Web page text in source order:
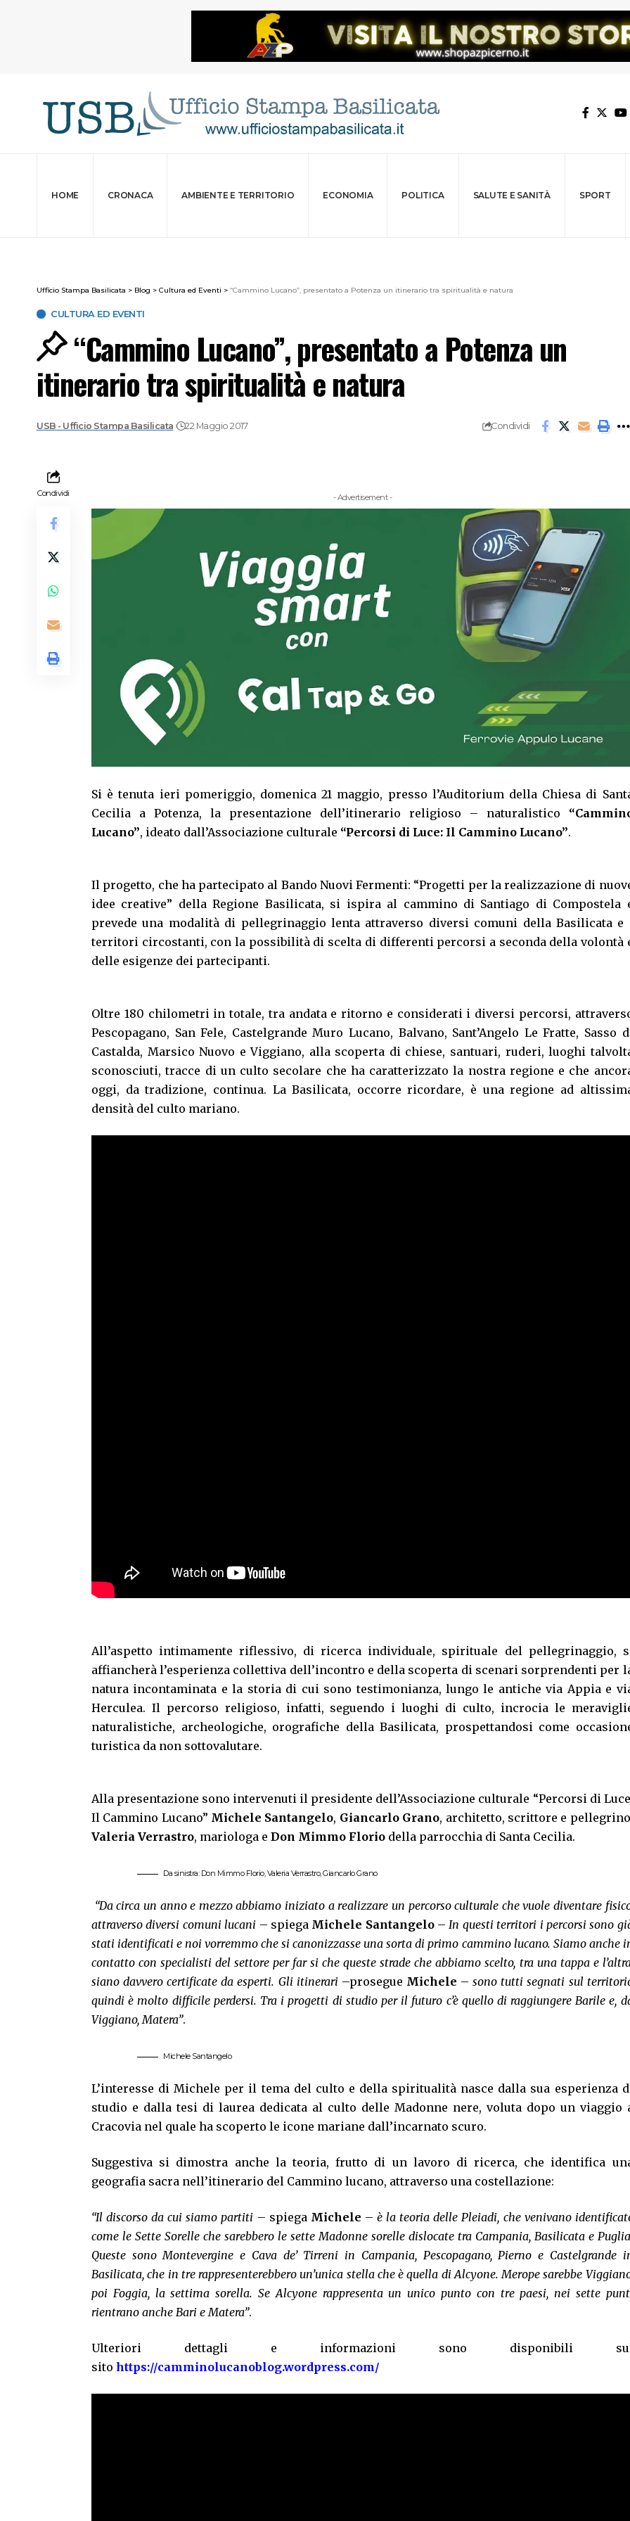
HOME CRONACA AMBIENTE E TERRITORIO ECONOMIA POLITICA SALUTE E SANITÀ SPORT
Ufficio Stampa Basilicata > Blog > Cultura ed Eventi > “Cammino Lucano”, presentato a Potenza un itinerario tra spiritualità e natura
CULTURA ED EVENTI
“Cammino Lucano”, presentato a Potenza un
itinerario tra spiritualità e natura
USB - Ufficio Stampa Basilicata 22 Maggio 2017 Condividi
Condividi - Advertisement -
Si è tenuta ieri pomeriggio, domenica 21 maggio, presso l’Auditorium della Chiesa di
Cecilia a Potenza, la presentazione dell’itinerario religioso – naturalistico
Lucano”, ideato dall’Associazione culturale “Percorsi di Luce: Il Cammino Lucano”.
Il progetto, che ha partecipato al Bando Nuovi Fermenti: “Progetti per la realizzazione di
idee creative” della Regione Basilicata, si ispira al cammino di Santiago di Compostela
prevede una modalità di pellegrinaggio lenta attraverso diversi comuni della Basilicata e
territori circostanti, con la possibilità di scelta di differenti percorsi a seconda della volontà
delle esigenze dei partecipanti.
Oltre 180 chilometri in totale, tra andata e ritorno e considerati i diversi percorsi,
Pescopagano, San Fele, Castelgrande Muro Lucano, Balvano, Sant’Angelo Le Fratte, Sasso
Castalda, Marsico Nuovo e Viggiano, alla scoperta di chiese, santuari, ruderi, luoghi
sconosciuti, tracce di un culto secolare che ha caratterizzato la nostra regione e che
oggi, da tradizione, continua. La Basilicata, occorre ricordare, è una regione ad
densità del culto mariano.
All’aspetto intimamente riflessivo, di ricerca individuale, spirituale del pellegrinaggio,
affiancherà l’esperienza collettiva dell’incontro e della scoperta di scenari sorprendenti per
natura incontaminata e la storia di cui sono testimonianza, lungo le antiche via Appia e
Herculea. Il percorso religioso, infatti, seguendo i luoghi di culto, incrocia le
naturalistiche, archeologiche, orografiche della Basilicata, prospettandosi come
turistica da non sottovalutare.
Alla presentazione sono intervenuti il presidente dell’Associazione culturale “Percorsi di
Il Cammino Lucano” Michele Santangelo, Giancarlo Grano, architetto, scrittore e
Valeria Verrastro, mariologa e Don Mimmo Florio della parrocchia di Santa Cecilia.
Da sinistra: Don Mimmo Florio, Valeria Verrastro, Giancarlo Grano
“Da circa un anno e mezzo abbiamo iniziato a realizzare un percorso culturale che vuole diventare
attraverso diversi comuni lucani – spiega Michele Santangelo–In questi territori i percorsi sono
stati identificati e noi vorremmo che si canonizzasse una sorta di primo cammino lucano. Siamo anche
contatto con specialisti del settore per far si che queste strade che abbiamo scelto, tra una tappa e
siano davvero certificate da esperti. Gli itinerari –prosegue Michele –sono tutti segnati sul
quindi è molto difficile perdersi. Tra i progetti di studio per il futuro c’è quello di raggiungere Barile e,
Viggiano, Matera”.
Michele Santangelo
L’interesse di Michele per il tema del culto e della spiritualità nasce dalla sua esperienza
studio e dalla tesi di laurea dedicata al culto delle Madonne nere, voluta dopo un viaggio
Cracovia nel quale ha scoperto le icone mariane dall’incarnato scuro.
Suggestiva si dimostra anche la teoria, frutto di un lavoro di ricerca, che identifica
geografia sacra nell’itinerario del Cammino lucano, attraverso una costellazione:
“Il discorso da cui siamo partiti – spiega Michele –è la teoria delle Pleiadi, che venivano
come le Sette Sorelle che sarebbero le sette Madonne sorelle dislocate tra Campania, Basilicata e
Queste sono Montevergine e Cava de’ Tirreni in Campania, Pescopagano, Pierno e Castelgrande
Basilicata, che in tre rappresenterebbero un’unica stella che è quella di Alcyone. Merope sarebbe
poi Foggia, la settima sorella. Se Alcyone rappresenta un unico punto con tre paesi, nei sette
rientrano anche Bari e Matera”.
Ulteriori dettagli e informazioni sono disponibili
sito https://camminolucanoblog.wordpress.com/